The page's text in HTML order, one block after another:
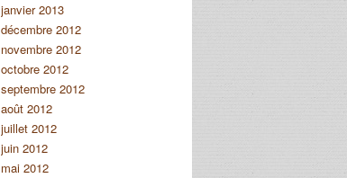
janvier 2013
décembre 2012
novembre 2012
octobre 2012
septembre 2012
août 2012
juillet 2012
juin 2012
mai 2012